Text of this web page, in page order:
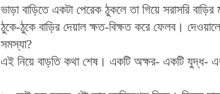
ভাড়া বাড়িতে একটা পেরেক ঠুকলে তা গিয়ে সরাসরি
ঠুকে-ঠুকে বাড়ির দেয়াল ক্ষত-বিক্ষত করে ফেলব।
সমস্যা?
এই নিয়ে বাড়তি কথা শেষ। একটি অক্ষর- একটি যুদ্ধ-